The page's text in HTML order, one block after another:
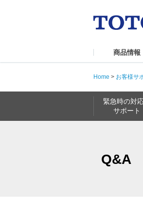
商品情報
Home > お客様サ
緊急時の対
サポート
Q&A